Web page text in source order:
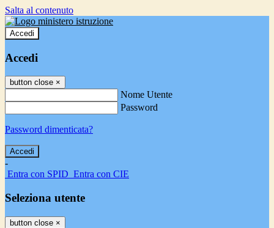
Salta al contenuto
Accedi
Accedi
button close ×
Nome Utente
Password
Password dimenticata?
-
Entra con SPID Entra con CIE
Seleziona utente
button close ×